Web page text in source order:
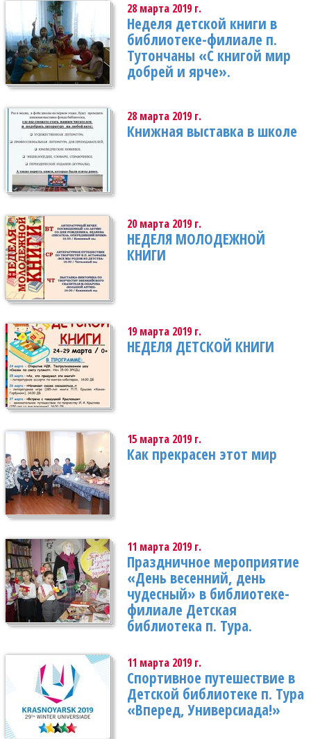
28 марта 2019 г.
Неделя детской книги в
библиотеке-филиале п.
Тутончаны «С книгой мир
добрей и ярче».
28 марта 2019 г.
Книжная выставка в школе
20 марта 2019 г.
НЕДЕЛЯ МОЛОДЕЖНОЙ
КНИГИ
19 марта 2019 г.
НЕДЕЛЯ ДЕТСКОЙ КНИГИ
15 марта 2019 г.
Как прекрасен этот мир
11 марта 2019 г.
Праздничное мероприятие
«День весенний, день
чудесный» в библиотеке-
филиале Детская
библиотека п. Тура.
11 марта 2019 г.
Спортивное путешествие в
Детской библиотеке п. Тура
«Вперед, Универсиада!»